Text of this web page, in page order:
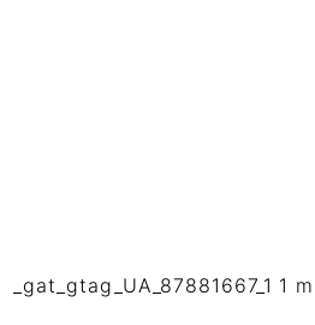
_gat_gtag_UA_87881667_1 1